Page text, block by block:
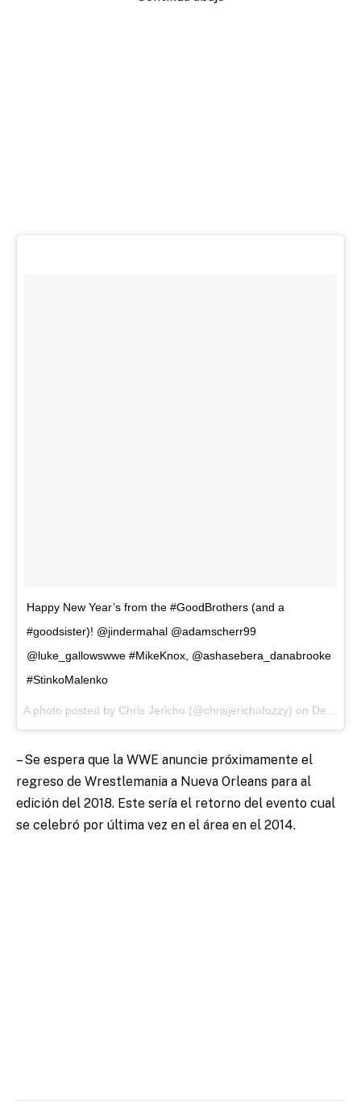
Happy New Year’s from the #GoodBrothers (and a
#goodsister)! @jindermahal @adamscherr99
@luke_gallowswwe #MikeKnox, @ashasebera_danabrooke
#StinkoMalenko
A photo posted by Chris Jericho (@chrisjerichofozzy) on Dec 31, 2016 at 8:26pm PST
– Se espera que la WWE anuncie próximamente el
regreso de Wrestlemania a Nueva Orleans para al
edición del 2018. Este sería el retorno del evento cual
se celebró por última vez en el área en el 2014.